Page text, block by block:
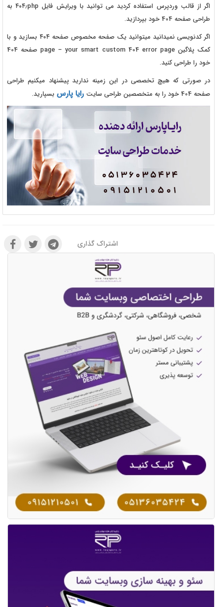
اگر از قالب وردپرس استفاده کردید می توانید با ویرایش فایل ۴۰۴٫php به
طراحی صفحه 404 خود بپردازید.
اگر کدنویسی نمیدانید میتوانید یک صفحه مخصوص صفحه ۴۰۴ بسازید و با
کمک پلاگین page – your smart custom 404 error page صفحه 404
خود را طراحی کنید.
در صورتی که هیچ تخصصی در این زمینه ندارید پیشنهاد میکنیم طراحی
صفحه 404 خود را به متخصصین طراحی سایت
رایا پارس بسپارید.
اشتراک گذاری